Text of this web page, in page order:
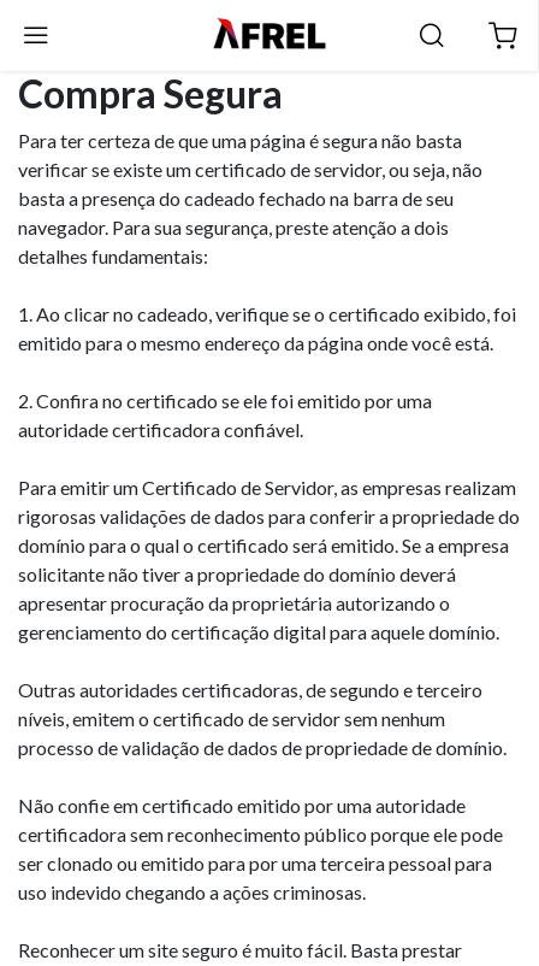
Compra Segura
Para ter certeza de que uma página é segura não basta
verificar se existe um certificado de servidor, ou seja, não
basta a presença do cadeado fechado na barra de seu
navegador. Para sua segurança, preste atenção a dois
detalhes fundamentais:
1. Ao clicar no cadeado, verifique se o certificado exibido, foi
emitido para o mesmo endereço da página onde você está.
2. Confira no certificado se ele foi emitido por uma
autoridade certificadora confiável.
Para emitir um Certificado de Servidor, as empresas realizam
rigorosas validações de dados para conferir a propriedade do
domínio para o qual o certificado será emitido. Se a empresa
solicitante não tiver a propriedade do domínio deverá
apresentar procuração da proprietária autorizando o
gerenciamento do certificação digital para aquele domínio.
Outras autoridades certificadoras, de segundo e terceiro
níveis, emitem o certificado de servidor sem nenhum
processo de validação de dados de propriedade de domínio.
Não confie em certificado emitido por uma autoridade
certificadora sem reconhecimento público porque ele pode
ser clonado ou emitido para por uma terceira pessoal para
uso indevido chegando a ações criminosas.
Reconhecer um site seguro é muito fácil. Basta prestar